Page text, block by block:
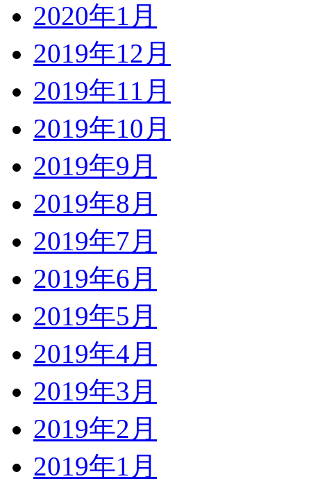
2020年1月
2019年12月
2019年11月
2019年10月
2019年9月
2019年8月
2019年7月
2019年6月
2019年5月
2019年4月
2019年3月
2019年2月
2019年1月